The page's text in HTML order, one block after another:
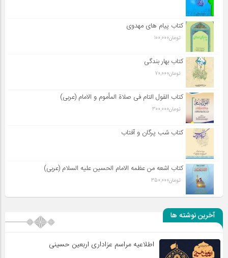
کتاب پیام های مهدوی
تومان100,000
کتاب بهار بندگی
تومان70,000
کتاب القول التام فی صلاة المأموم و الامام (عربی)
تومان300,000
کتاب شب پرگان و آفتاب
کتاب اشعه من عظمه الامام الحسین علیه السلام (عربی)
تومان350,000
آخرین نوشته ها
اطلاعیه مراسم عزاداری اربعین حسینی